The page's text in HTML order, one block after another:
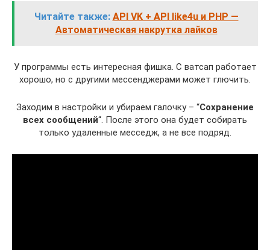
Читайте также: API VK + API like4u и PHP —
Автоматическая накрутка лайков
У программы есть интересная фишка. С ватсап работает
хорошо, но с другими мессенджерами может глючить.
Заходим в настройки и убираем галочку – “Сохранение
всех сообщений“. После этого она будет собирать
только удаленные месседж, а не все подряд.